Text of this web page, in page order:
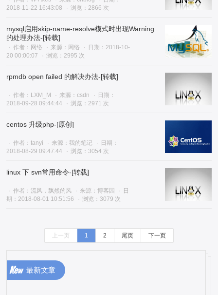
2018-11-22 16:43:08
浏览：2866 次
mysql启用skip-name-resolve模式时出现Warning
的处理办法-[转载]
作者：网络 来源：网络
日期：2018-10-
20 00:00:07
浏览：2995 次
rpmdb open failed 的解决办法-[转载]
作者：LXM_M 来源：csdn
日期：
2018-09-28 09:44:44
浏览：2971 次
centos 升级php-[原创]
作者：tanyi 来源：我的笔记
日期：
2018-08-29 09:47:44
浏览：3054 次
linux 下 svn常用命令-[转载]
作者：流风，飘然的风 来源：博客园
日
期：2018-08-01 10:51:56
浏览：3079 次
上一页 1 2 尾页 下一页
最新文章